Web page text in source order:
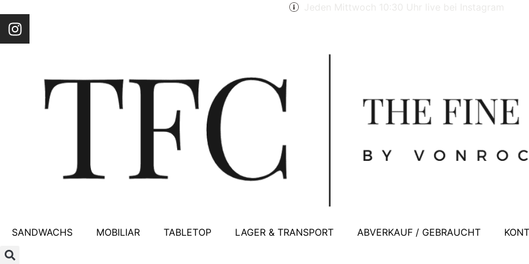
Jeden Mittwoch 10:30 Uhr live bei Instagram
SANDWACHS MOBILIAR TABLETOP LAGER & TRANSPORT ABVERKAUF / GEBRAUCHT